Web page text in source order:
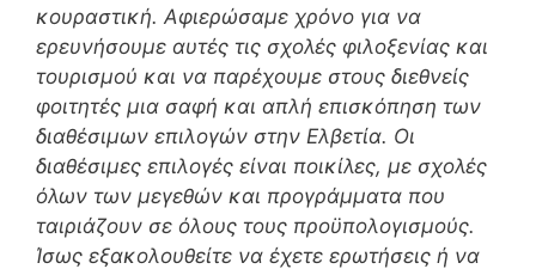
κουραστική. Αφιερώσαμε χρόνο για να
ερευνήσουμε αυτές τις σχολές φιλοξενίας και
τουρισμού και να παρέχουμε στους διεθνείς
φοιτητές μια σαφή και απλή επισκόπηση των
διαθέσιμων επιλογών στην Ελβετία. Οι
διαθέσιμες επιλογές είναι ποικίλες, με σχολές
όλων των μεγεθών και προγράμματα που
ταιριάζουν σε όλους τους προϋπολογισμούς.
Ίσως εξακολουθείτε να έχετε ερωτήσεις ή να